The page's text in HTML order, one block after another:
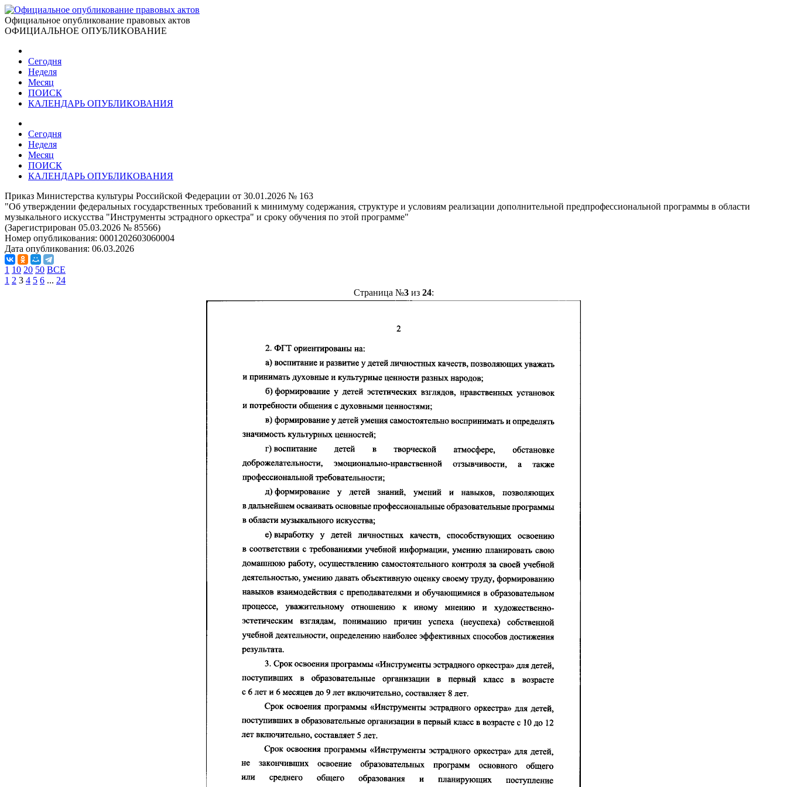
Официальное опубликование правовых актов
ОФИЦИАЛЬНОЕ ОПУБЛИКОВАНИЕ
Сегодня
Неделя
Месяц
ПОИСК
КАЛЕНДАРЬ ОПУБЛИКОВАНИЯ
Сегодня
Неделя
Месяц
ПОИСК
КАЛЕНДАРЬ ОПУБЛИКОВАНИЯ
Приказ Министерства культуры Российской Федерации от 30.01.2026 № 163
"Об утверждении федеральных государственных требований к минимуму содержания, структуре и условиям реализации дополнительной предпрофессиональной программы в области
музыкального искусства "Инструменты эстрадного оркестра" и сроку обучения по этой программе"
(Зарегистрирован 05.03.2026 № 85566)
Номер опубликования: 0001202603060004
Дата опубликования: 06.03.2026
1 10 20 50 ВСЕ
1 2 3 4 5 6 ... 24
Страница №3из 24: